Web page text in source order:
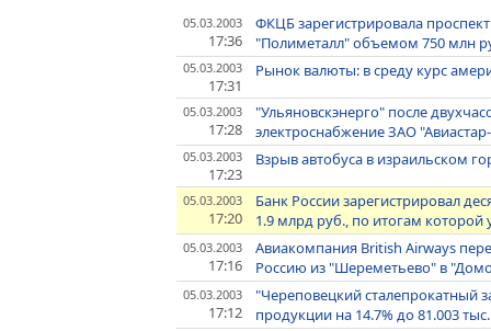
05.03.2003
17:36
ФКЦБ зарегистрировала
"Полиметалл" объемом 750 млн
05.03.2003
17:31
Рынок валюты: в среду курс
05.03.2003
17:28
"Ульяновскэнерго" после
электроснабжение ЗАО
05.03.2003
17:23
Взрыв автобуса в израильском
05.03.2003
17:20
Банк России зарегистрировал
1.9 млрд руб., по итогам которой
05.03.2003
17:16
Авиакомпания British Airways
Россию из "Шереметьево" в
05.03.2003
17:12
"Череповецкий сталепрокатный
продукции на 14.7% до 81.003